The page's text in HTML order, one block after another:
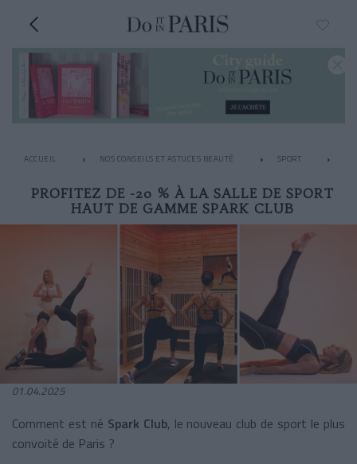
ACCUEIL NOS CONSEILS ET ASTUCES BEAUTÉ SPORT
PROFITEZ DE -20 % À LA SALLE DE SPORT
HAUT DE GAMME SPARK CLUB
01.04.2025
Comment est né Spark Club, le nouveau club de sport le plus
convoité de Paris ?